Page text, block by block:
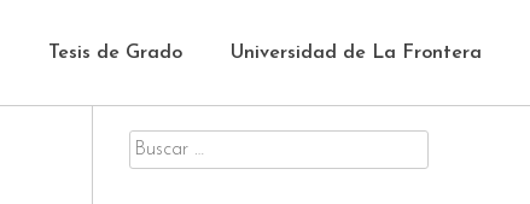
Tesis de Grado Universidad de La Frontera
Buscar
por: